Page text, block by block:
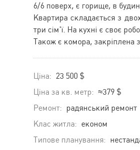
6/6 поверх, є горище, в
Квартира складається з
три сім'ї. На кухні є своє
Також є комора, закріплена
Ціна: 23 500 $
Ціна за кв. метр: ≈379 $
Ремонт: радянський ремонт
Клас житла: економ
Типове планування: